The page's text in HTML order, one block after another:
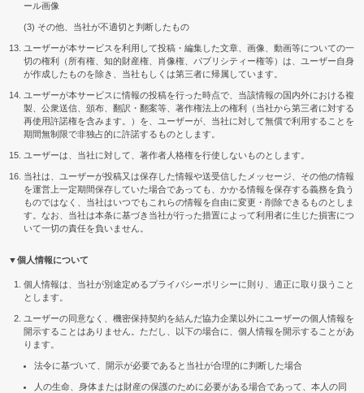
ール画像
(3) その他、当社が不適切と判断したもの
ユーザーが本サービスを利用して投稿・編集した文章、画像、動画等についての一
切の権利（所有権、知的財産権、肖像権、パブリシティー権等）は、ユーザー自身
が作成したものを除き、当社もしくは第三者に帰属しています。
ユーザーが本サービスに情報の投稿を行った時点で、当該情報の国内外における複
製、公衆送信、頒布、翻訳・翻案等、著作権法上の権利（当社から第三者に対する
再使用許諾権を含みます。）を、ユーザーが、当社に対して無償で利用することを
期間無制限で非独占的に許諾するものとします。
ユーザーは、当社に対して、著作者人格権を行使しないものとします。
当社は、ユーザーが投稿又は保存した情報や送受信したメッセージ、その他の情報
を運営上一定期間保存していた場合であっても、かかる情報を保存する義務を負う
ものではなく、当社はいつでもこれらの情報を自由に変更・削除できるものとしま
す。なお、当社は本条に基づき当社が行った措置によって利用者に生じた損害につ
いて一切の責任を負いません。
▼個人情報について
個人情報は、当社が別途定めるプライバシーポリシーに則り、適正に取り扱うこと
とします。
ユーザーの同意なく、機密保持契約を結んだ協力企業以外にユーザーの個人情報を
開示することはありません。ただし、以下の場合に、個人情報を開示することがあ
ります。
法令に基づいて、開示が必要であると当社が合理的に判断した場合
人の生命、身体または財産の保護のために必要がある場合であって、本人の同